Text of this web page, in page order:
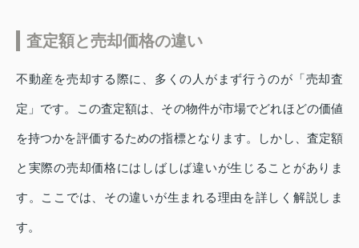
査定額と売却価格の違い
不動産を売却する際に、多くの人がまず行うのが「売却査
定」です。この査定額は、その物件が市場でどれほどの価値
を持つかを評価するための指標となります。しかし、査定額
と実際の売却価格にはしばしば違いが生じることがありま
す。ここでは、その違いが生まれる理由を詳しく解説しま
す。